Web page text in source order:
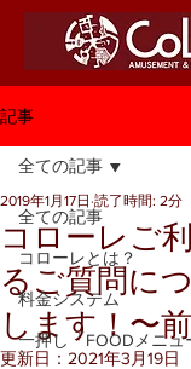
記事
全ての記事
コローレとは？
料金システム
一押し「FOODメニュ
全ての記事
コローレご
るご質問に
します！〜
2019年1月17日 読了時間: 2分
更新日： 2021年3月19日